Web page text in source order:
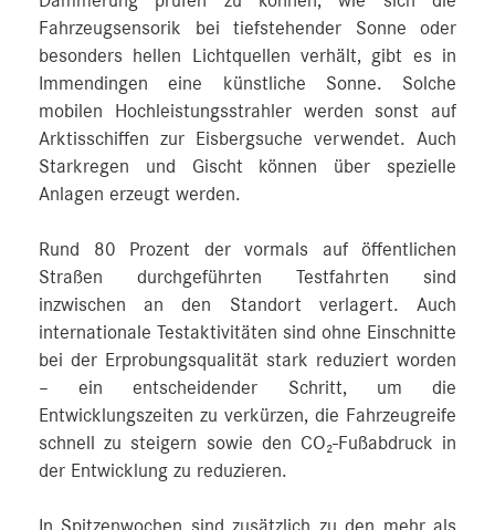
Fahrzeugsensorik bei tiefstehender Sonne oder
besonders hellen Lichtquellen verhält, gibt es in
Immendingen eine künstliche Sonne. Solche
mobilen Hochleistungsstrahler werden sonst auf
Arktisschiffen zur Eisbergsuche verwendet. Auch
Starkregen und Gischt können über spezielle
Anlagen erzeugt werden.
Rund 80 Prozent der vormals auf öffentlichen
Straßen durchgeführten Testfahrten sind
inzwischen an den Standort verlagert. Auch
internationale Testaktivitäten sind ohne Einschnitte
bei der Erprobungsqualität stark reduziert worden
– ein entscheidender Schritt, um die
Entwicklungszeiten zu verkürzen, die Fahrzeugreife
schnell zu steigern sowie den CO₂-Fußabdruck in
der Entwicklung zu reduzieren.